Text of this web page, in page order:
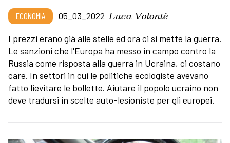
ECONOMIA 05_03_2022 Luca Volontè
I prezzi erano già alle stelle ed ora ci si mette la guerra.
Le sanzioni che l'Europa ha messo in campo contro la
Russia come risposta alla guerra in Ucraina, ci costano
care. In settori in cui le politiche ecologiste avevano
fatto lievitare le bollette. Aiutare il popolo ucraino non
deve tradursi in scelte auto-lesioniste per gli europei.